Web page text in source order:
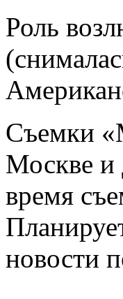
Роль
Съемки
Москве и
время
новости